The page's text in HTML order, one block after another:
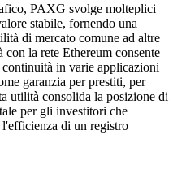
PAXG svolge molteplici
stabile, fornendo una
di mercato comune ad altre
la rete Ethereum consente
in varie applicazioni
garanzia per prestiti, per
utilità consolida la posizione di
per gli investitori che
di un registro